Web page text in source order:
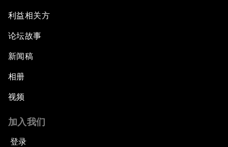
利益相关方
论坛故事
新闻稿
相册
视频
加入我们
登录